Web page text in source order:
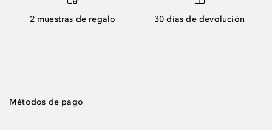
2 muestras de regalo 30 días de devolución
Métodos de pago